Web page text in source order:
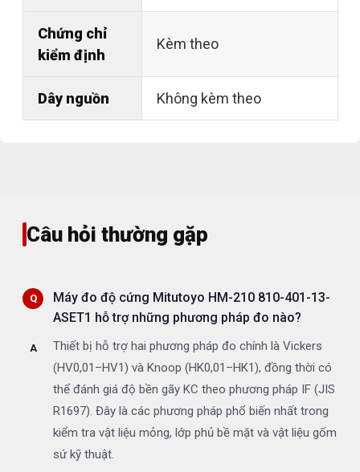
Chứng chỉ
kiểm định
Kèm theo
Dây nguồn Không kèm theo
Câu hỏi thường gặp
Máy đo độ cứng Mitutoyo HM-210 810-401-13-
ASET1 hỗ trợ những phương pháp đo nào?
Thiết bị hỗ trợ hai phương pháp đo chính là Vickers
(HV0,01–HV1) và Knoop (HK0,01–HK1), đồng thời có
thể đánh giá độ bền gãy KC theo phương pháp IF (JIS
R1697). Đây là các phương pháp phổ biến nhất trong
kiểm tra vật liệu mỏng, lớp phủ bề mặt và vật liệu gốm
sứ kỹ thuật.